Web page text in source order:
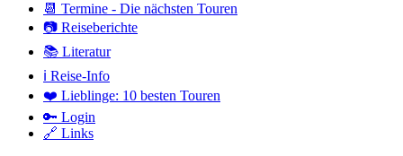
📆 Termine - Die nächsten Touren
📷 Reiseberichte
📚 Literatur
ℹ️ Reise-Info
❤️ Lieblinge: 10 besten Touren
🔑 Login
🔗 Links